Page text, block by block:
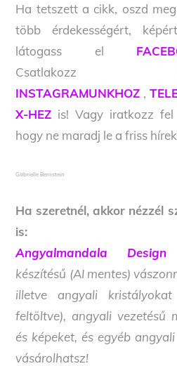
Ha tetszett a cikk, oszd
több érdekességért,
látogass el
Csatlakozz
INSTAGRAMUNKHOZ ,
X-HEZ is! Vagy iratkozz
hogy ne maradj le a friss
Gabrielle Bernstein
Ha szeretnél, akkor nézzél
is:
Angyalmandala Design
készítésű (AI mentes)
illetve angyali
feltöltve), angyali vezetésű
és képeket, és egyéb
vásárolhatsz!